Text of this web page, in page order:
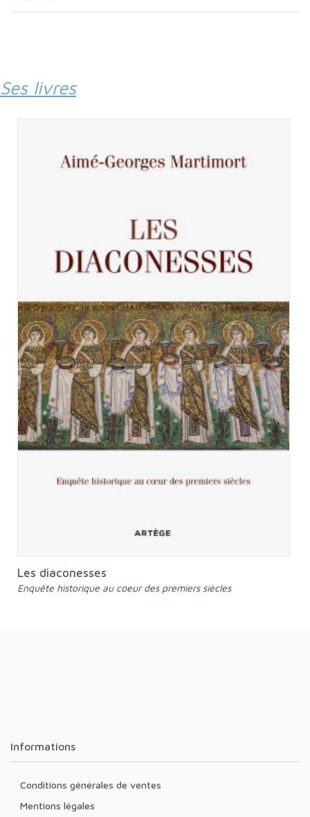
Ses livres
Les diaconesses
Enquête historique au coeur des premiers siècles
Informations
Conditions générales de ventes
Mentions légales